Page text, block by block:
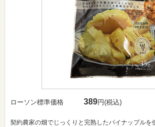
ローソン標準価格 389円(税込)
契約農家の畑でじっくりと完熟したパイナップルを